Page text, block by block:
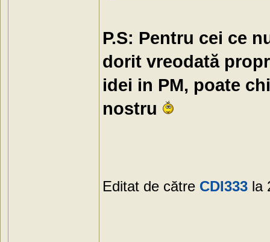
P.S: Pentru cei ce
dorit vreodată
idei in PM, poate
nostru
Editat de către CDI333 la